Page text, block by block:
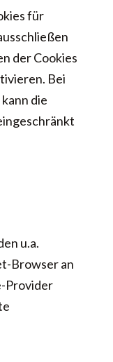
für
der Cookies
Bei
die
u.a.
Browser an
Provider